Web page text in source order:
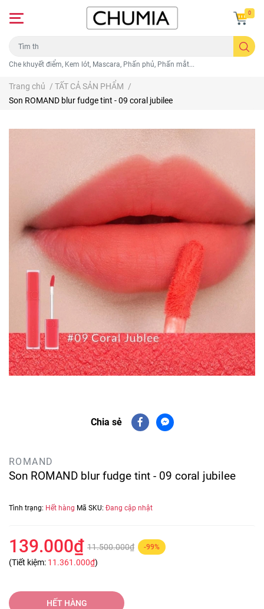
Che khuyết điểm, Kem lót, Mascara, Phấn phủ, Phấn mắt...
0
Trang chủ / TẤT CẢ SẢN PHẨM /
Son ROMAND blur fudge tint - 09 coral jubilee
Chia sẻ
ROMAND
Son ROMAND blur fudge tint - 09 coral jubilee
Tình trạng: Hết hàng Mã SKU: Đang cập nhật
139.000₫ 11.500.000₫ -99%
(Tiết kiệm: 11.361.000₫)
HẾT HÀNG